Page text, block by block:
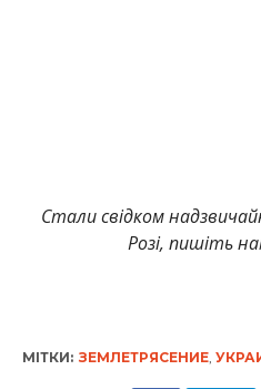
Стали свідком
Розі, пишіть
МІТКИ: ЗЕМЛЕТРЯСЕНИЕ,